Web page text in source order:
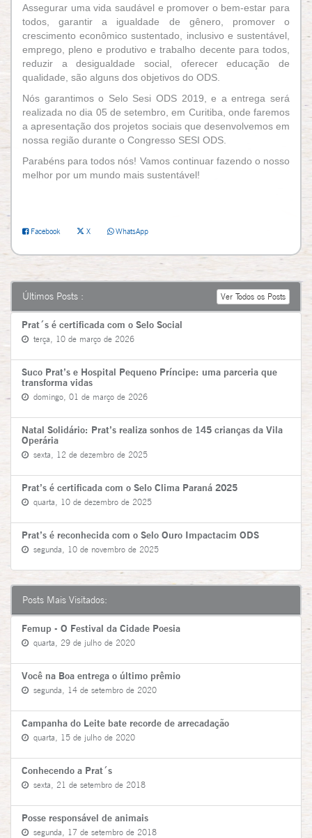
Assegurar uma vida saudável e promover o bem-estar para
todos, garantir a igualdade de gênero, promover o
crescimento econômico sustentado, inclusivo e sustentável,
emprego, pleno e produtivo e trabalho decente para todos,
reduzir a desigualdade social, oferecer educação de
qualidade, são alguns dos objetivos do ODS.
Nós garantimos o Selo Sesi ODS 2019, e a entrega será
realizada no dia 05 de setembro, em Curitiba, onde faremos
a apresentação dos projetos sociais que desenvolvemos em
nossa região durante o Congresso SESI ODS.
Parabéns para todos nós! Vamos continuar fazendo o nosso
melhor por um mundo mais sustentável!
Facebook X WhatsApp
Últimos Posts : Ver Todos os Posts
Prat´s é certificada com o Selo Social
terça, 10 de março de 2026
Suco Prat’s e Hospital Pequeno Príncipe: uma parceria que
transforma vidas
domingo, 01 de março de 2026
Natal Solidário: Prat’s realiza sonhos de 145 crianças da Vila
Operária
sexta, 12 de dezembro de 2025
Prat’s é certificada com o Selo Clima Paraná 2025
quarta, 10 de dezembro de 2025
Prat’s é reconhecida com o Selo Ouro Impactacim ODS
segunda, 10 de novembro de 2025
Posts Mais Visitados:
Femup - O Festival da Cidade Poesia
quarta, 29 de julho de 2020
Você na Boa entrega o último prêmio
segunda, 14 de setembro de 2020
Campanha do Leite bate recorde de arrecadação
quarta, 15 de julho de 2020
Conhecendo a Prat´s
sexta, 21 de setembro de 2018
Posse responsável de animais
segunda, 17 de setembro de 2018